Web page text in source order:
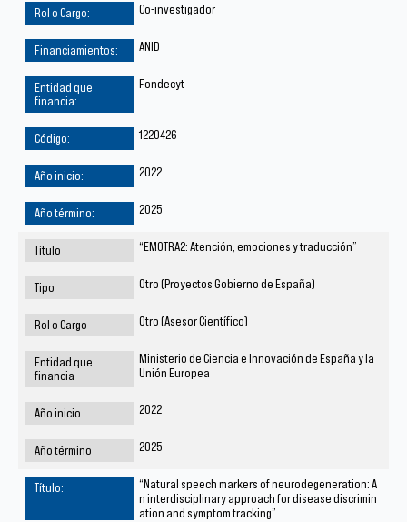
Co-investigador
ANID
Fondecyt
1220426
2022
2025
“EMOTRA2: Atención, emociones y traducción”
Otro (Proyectos Gobierno de España)
Otro (Asesor Científico)
Ministerio de Ciencia e Innovación de España y la
Unión Europea
2022
2025
“Natural speech markers of neurodegeneration: A
n interdisciplinary approach for disease discrimin
ation and symptom tracking”